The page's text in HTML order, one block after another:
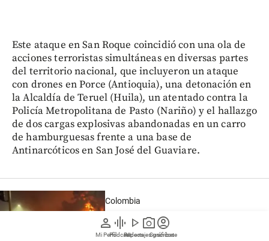
person
Mi Perfil
graphic_eq
Pódcast
play_arrow
Videos
photo_camera
Reportajes gráficos
account_circle
Suscríbete
Este ataque en San Roque coincidió con una ola de
acciones terroristas simultáneas en diversas partes
del territorio nacional, que incluyeron un ataque
con drones en Porce (Antioquia), una detonación en
la Alcaldía de Teruel (Huila), un atentado contra la
Policía Metropolitana de Pasto (Nariño) y el hallazgo
de dos cargas explosivas abandonadas en un carro
de hamburguesas frente a una base de
Antinarcóticos en San José del Guaviare.
Colombia
Al menos 10 heridos tras la explosión
de un carro bomba frente al comando